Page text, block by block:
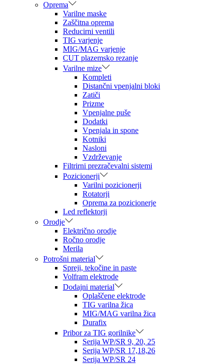
Oprema
Varilne maske
Zaščitna oprema
Reducirni ventili
TIG varjenje
MIG/MAG varjenje
CUT plazemsko rezanje
Varilne mize
Kompleti
Distančni vpenjalni bloki
Zatiči
Prizme
Vpenjalne puše
Dodatki
Vpenjala in spone
Kotniki
Nasloni
Vzdrževanje
Filtrirni prezračevalni sistemi
Pozicionerji
Varilni pozicionerji
Rotatorji
Oprema za pozicionerje
Led reflektorji
Orodje
Električno orodje
Ročno orodje
Merila
Potrošni material
Spreji, tekočine in paste
Volfram elektrode
Dodajni material
Oplaščene elektrode
TIG varilna žica
MIG/MAG varilna žica
Durafix
Pribor za TIG gorilnike
Serija WP/SR 9, 20, 25
Serija WP/SR 17,18,26
Serija WP/SR 24